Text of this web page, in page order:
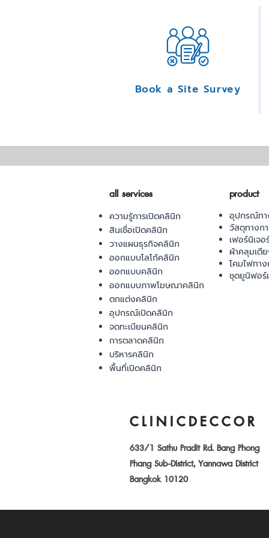
Book a Site Survey
all services
ความรู้การเปิดคลินิก
สินเชื่อเปิดคลินิก
วางแผนธุรกิจคลินิก
ออกแบบโลโก้คลินิก
ออกแบบคลินิก
ออกแบบภาพโฆษณาคลินิก
ตกแต่งคลินิก
อุปกรณ์เปิดคลินิก
จดทะเบียนคลินิก
การตลาดคลินิก
บริหารคลินิก
พื้นที่เปิดคลินิก
product
อุปกรณ์ทา
วัสดุทางก
เฟอร์นิเจ
ผ้าคลุมเตี
โคมไฟทา
ชุดยูนิฟอร์
CLINICDECCOR
633/1 Sathu Pradit Rd. Bang Phong
Phang Sub-District, Yannawa District
Bangkok 10120